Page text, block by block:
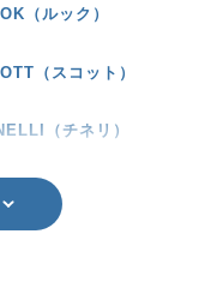
（ルック）
（スコット）
（チネリ）